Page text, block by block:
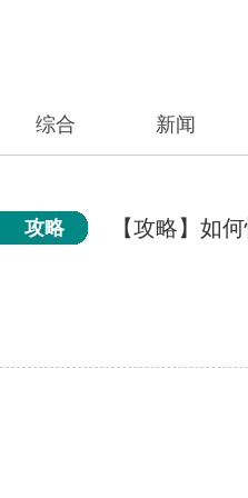
综合 新闻
攻略 【攻略】如